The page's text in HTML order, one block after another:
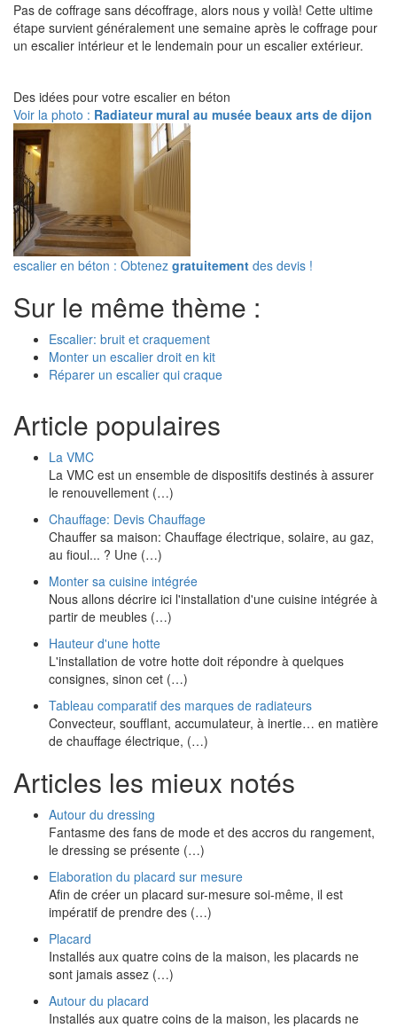
Pas de coffrage sans décoffrage, alors nous y voilà! Cette ultime
étape survient généralement une semaine après le coffrage pour
un escalier intérieur et le lendemain pour un escalier extérieur.
Des idées pour votre escalier en béton
Voir la photo : Radiateur mural au musée beaux arts de dijon
escalier en béton : Obtenez gratuitement des devis !
Sur le même thème :
Escalier: bruit et craquement
Monter un escalier droit en kit
Réparer un escalier qui craque
Article populaires
La VMC
La VMC est un ensemble de dispositifs destinés à assurer
le renouvellement (…)
Chauffage: Devis Chauffage
Chauffer sa maison: Chauffage électrique, solaire, au gaz,
au fioul... ? Une (…)
Monter sa cuisine intégrée
Nous allons décrire ici l'installation d'une cuisine intégrée à
partir de meubles (…)
Hauteur d'une hotte
L'installation de votre hotte doit répondre à quelques
consignes, sinon cet (…)
Tableau comparatif des marques de radiateurs
Convecteur, soufflant, accumulateur, à inertie… en matière
de chauffage électrique, (…)
Articles les mieux notés
Autour du dressing
Fantasme des fans de mode et des accros du rangement,
le dressing se présente (…)
Elaboration du placard sur mesure
Afin de créer un placard sur-mesure soi-même, il est
impératif de prendre des (…)
Placard
Installés aux quatre coins de la maison, les placards ne
sont jamais assez (…)
Autour du placard
Installés aux quatre coins de la maison, les placards ne